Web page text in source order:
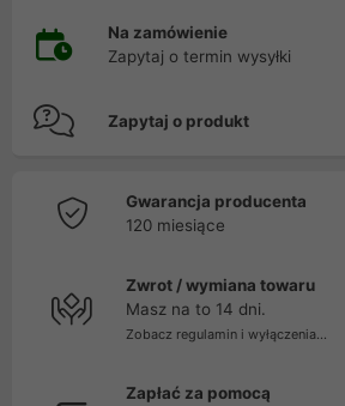
Na zamówienie
Zapytaj o termin wysyłki
Zapytaj o produkt
Gwarancja producenta
120 miesiące
Zwrot / wymiana towaru
Masz na to 14 dni.
Zobacz regulamin i wyłączenia...
Zapłać za pomocą